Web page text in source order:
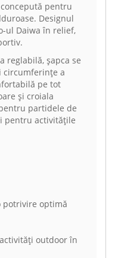
concepută pentru
Designul
ul Daiwa în relief,
șapca se
circumferințe a
pe tot
și croiala
partidele de
pentru activitățile
potrivire optimă
outdoor în